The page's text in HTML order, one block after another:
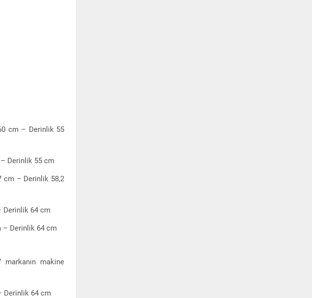
cm – Derinlik 55
Derinlik 55 cm
cm – Derinlik 58,2
Derinlik 64 cm
– Derinlik 64 cm
makine
Derinlik 64 cm